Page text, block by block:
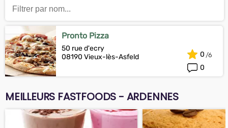
Pronto Pizza
50 rue d'ecry
08190 Vieux-lès-Asfeld
0
0
MEILLEURS FASTFOODS - ARDENNES